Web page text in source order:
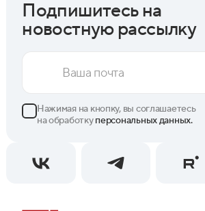
Подпишитесь на
новостную рассылку
Нажимая на кнопку, вы соглашаетесь
на обработкуперсональных данных.